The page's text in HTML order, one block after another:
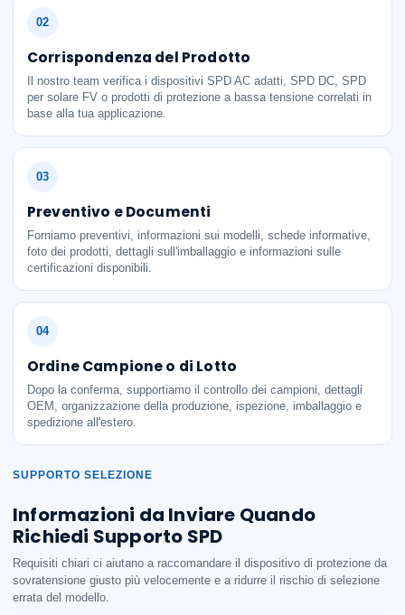
Corrispondenza del Prodotto
Il nostro team verifica i dispositivi SPD AC adatti, SPD DC, SPD
per solare FV o prodotti di protezione a bassa tensione correlati in
base alla tua applicazione.
Preventivo e Documenti
Forniamo preventivi, informazioni sui modelli, schede informative,
foto dei prodotti, dettagli sull'imballaggio e informazioni sulle
certificazioni disponibili.
Ordine Campione o di Lotto
Dopo la conferma, supportiamo il controllo dei campioni, dettagli
OEM, organizzazione della produzione, ispezione, imballaggio e
spedizione all'estero.
SUPPORTO SELEZIONE
Informazioni da Inviare Quando
Richiedi Supporto SPD
Requisiti chiari ci aiutano a raccomandare il dispositivo di protezione da
sovratensione giusto più velocemente e a ridurre il rischio di selezione
errata del modello.